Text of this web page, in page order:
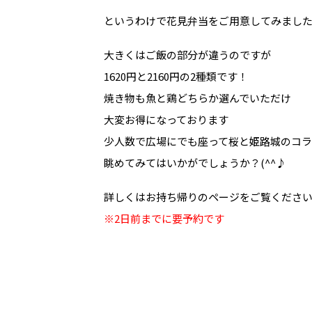
というわけで花見弁当をご用意してみました
大きくはご飯の部分が違うのですが
1620円と2160円の2種類です！
焼き物も魚と鶏どちらか選んでいただけ
大変お得になっております
少人数で広場にでも座って桜と姫路城のコ
眺めてみてはいかがでしょうか？(^^♪
詳しくはお持ち帰りのページをご覧ください
※2日前までに要予約です